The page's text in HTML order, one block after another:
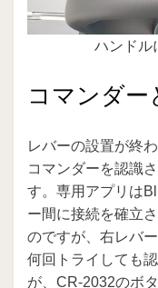
ハンドル
コマンダー
レバーの設置が終
コマンダーを認識
す。専用アプリは
ー間に接続を確立
のですが、右レバ
何回トライしても
が、CR-2032のボ